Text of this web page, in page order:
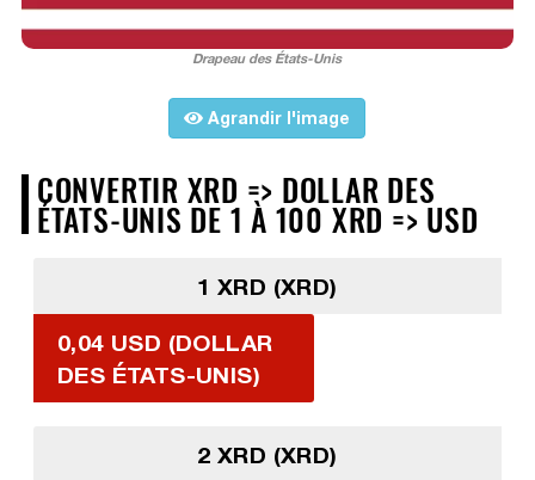
Drapeau des États-Unis
Agrandir l'image
CONVERTIR XRD => DOLLAR DES
ÉTATS-UNIS DE 1 À 100 XRD => USD
1 XRD (XRD)
0,04 USD (DOLLAR
DES ÉTATS-UNIS)
2 XRD (XRD)